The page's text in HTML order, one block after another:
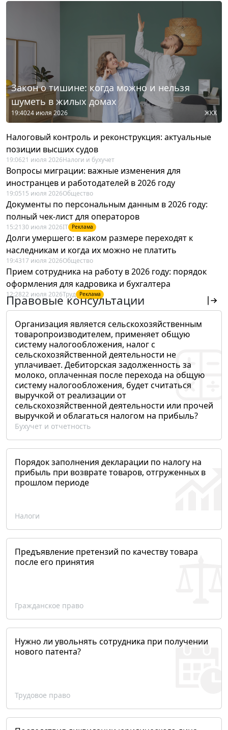
Закон о тишине: когда можно и нельзя
шуметь в жилых домах
19:4024 июля 2026 ЖКХ
Налоговый контроль и реконструкция: актуальные
позиции высших судов
19:0621 июля 2026Налоги и бухучет
Вопросы миграции: важные изменения для
иностранцев и работодателей в 2026 году
19:0515 июля 2026Общество
Документы по персональным данным в 2026 году:
полный чек-лист для операторов
15:21 30 июля 2026IT Реклама
Долги умершего: в каком размере переходят к
наследникам и когда их можно не платить
19:4317 июля 2026Общество
Прием сотрудника на работу в 2026 году: порядок
оформления для кадровика и бухгалтера
12:2822 июля 2026Труд Реклама
Правовые консультации
Организация является сельскохозяйственным
товаропроизводителем, применяет общую
систему налогообложения, налог с
сельскохозяйственной деятельности не
уплачивает. Дебиторская задолженность за
молоко, оплаченная после перехода на общую
систему налогообложения, будет считаться
выручкой от реализации от
сельскохозяйственной деятельности или прочей
выручкой и облагаться налогом на прибыль?
Бухучет и отчетность
Порядок заполнения декларации по налогу на
прибыль при возврате товаров, отгруженных в
прошлом периоде
Налоги
Предъявление претензий по качеству товара
после его принятия
Гражданское право
Нужно ли увольнять сотрудника при получении
нового патента?
Трудовое право